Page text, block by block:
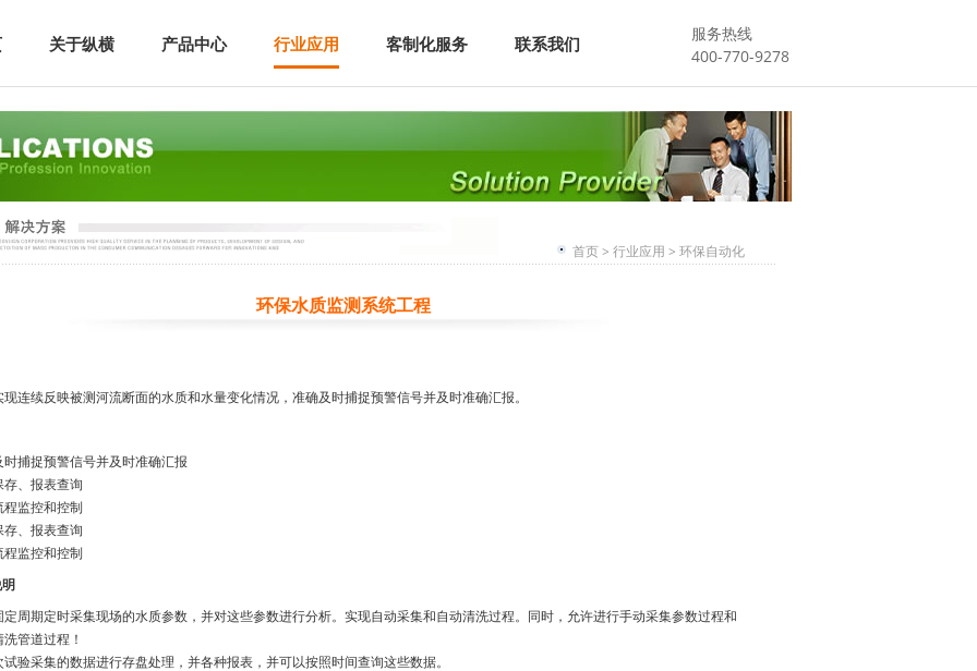
关于纵横 产品中心 行业应用 客制化服务 联系我们
服务热线
400-770-9278
首页> 行业应用 > 环保自动化
环保水质监测系统工程
续反映被测河流断面的水质和水量变化情况，准确及时捕捉预警信号并及时准确汇报。
时捕捉预警信号并及时准确汇报
存、报表查询
程监控和控制
存、报表查询
程监控和控制
定周期定时采集现场的水质参数，并对这些参数进行分析。实现自动采集和自动清洗过程。同时，允许进行手动采集参数过程和
管道过程！
试验采集的数据进行存盘处理，并各种报表，并可以按照时间查询这些数据。